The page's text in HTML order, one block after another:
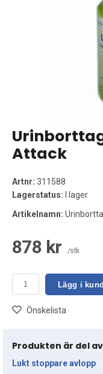
Attack
Artnr: 311588
Lagerstatus: I lager
Artikelnamn:
878 kr /stk
Lägg i
Önskelista
Produkten är del
Lukt stoppare avlopp